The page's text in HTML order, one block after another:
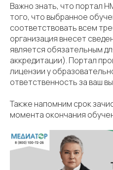
Важно знать, что портал
того, что выбранное
соответствовать всем
организация внесет
является обязательным
аккредитации). Портал
лицензии у
ответственность за ваш
Также напомним срок
момента окончания